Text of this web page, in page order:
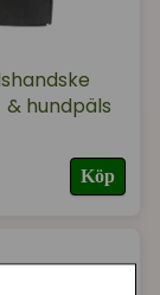
hundpäls
Köp